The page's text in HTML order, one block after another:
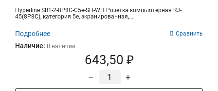
Hyperline SB1-2-8P8C-C5e-SH-WH Розетка компьютерная RJ-
45(8P8C), категория 5e, экранированная,...
Подробнее Сравнить
Наличие: В наличии
643,50 ₽
– +